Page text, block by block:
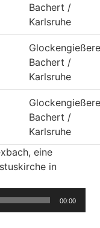
Bachert /
Karlsruhe
Bachert /
Karlsruhe
Bachert /
Karlsruhe
eine
in
00:00